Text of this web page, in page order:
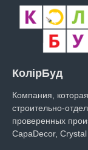
КолірБуд
Компания,
строительно-
проверенных
CapaDecor,